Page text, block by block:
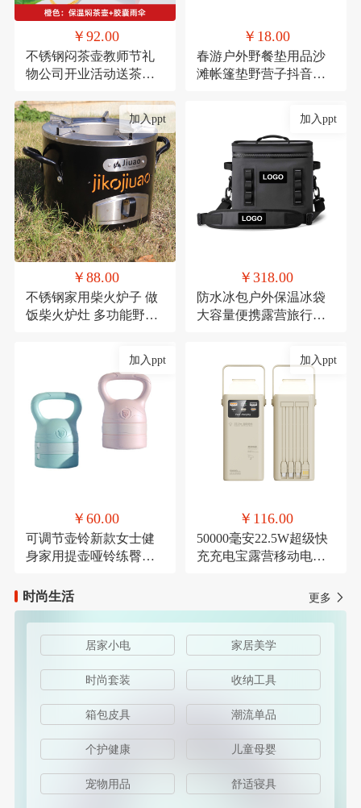
￥92.00
不锈钢闷茶壶教师节礼
物公司开业活动送茶具
￥18.00
春游户外野餐垫用品沙
滩帐篷垫野营子抖音网
加入ppt
￥88.00
不锈钢家用柴火炉子 做
饭柴火炉灶 多功能野餐
加入ppt
￥318.00
防水冰包户外保温冰袋
大容量便携露营旅行保
加入ppt
￥60.00
可调节壶铃新款女士健
身家用提壶哑铃练臀翘
加入ppt
￥116.00
50000毫安22.5W超级快
充充电宝露营移动电源
时尚生活
更多
居家小电 家居美学
时尚套装 收纳工具
箱包皮具 潮流单品
个护健康 儿童母婴
宠物用品 舒适寝具